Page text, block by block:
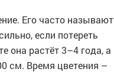
Его часто называют
если потереть
она растёт 3–4 года, а
см. Время цветения –